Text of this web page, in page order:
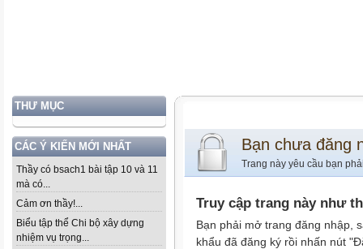
THƯ MỤC
CÁC Ý KIẾN MỚI NHẤT
Thầy có bsach1 bài tập 10 và 11
mà có...
Cảm ơn thầy!...
Biểu tập thể Chi bộ xây dựng
nhiệm vụ trọng...
Bạn chưa đăng
Trang này yêu cầu bạn
Truy cập trang này như
Bạn phải mở trang đăng nhập,
khẩu đã đăng ký rồi nhấn nút